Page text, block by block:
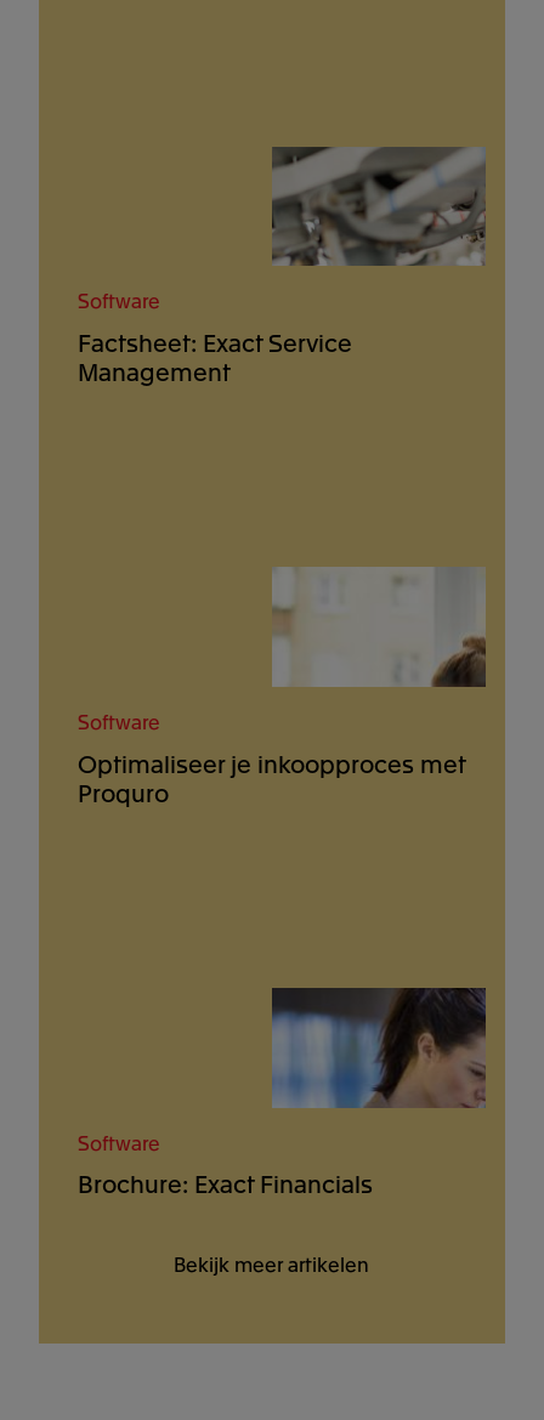
Software
Factsheet: Exact Service
Management
Software
Optimaliseer je inkoopproces met
Proquro
Software
Brochure: Exact Financials
Bekijk meer artikelen